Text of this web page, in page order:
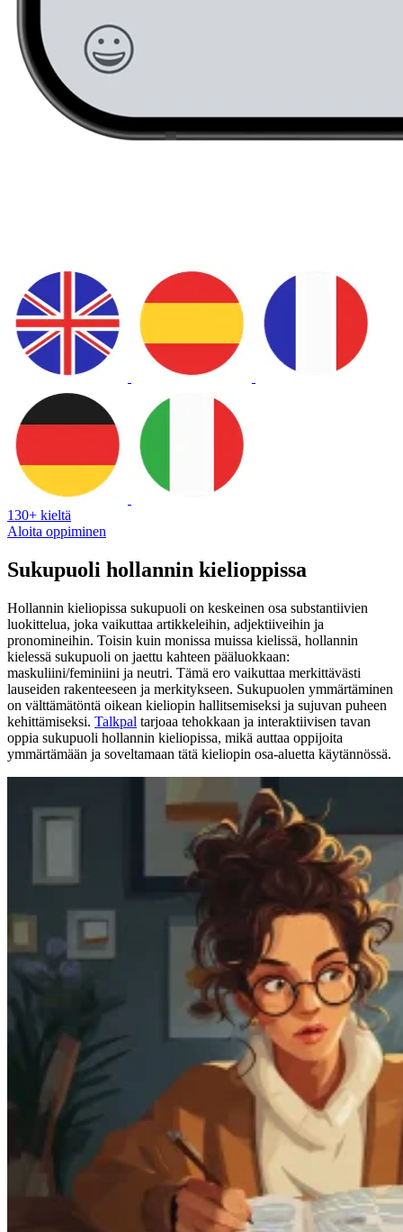
130+ kieltä
Aloita oppiminen
Sukupuoli hollannin kielioppissa
Hollannin kieliopissa sukupuoli on keskeinen osa substantiivien
luokittelua, joka vaikuttaa artikkeleihin, adjektiiveihin ja
pronomineihin. Toisin kuin monissa muissa kielissä, hollannin
kielessä sukupuoli on jaettu kahteen pääluokkaan:
maskuliini/feminiini ja neutri. Tämä ero vaikuttaa merkittävästi
lauseiden rakenteeseen ja merkitykseen. Sukupuolen ymmärtäminen
on välttämätöntä oikean kieliopin hallitsemiseksi ja sujuvan puheen
kehittämiseksi. Talkpal tarjoaa tehokkaan ja interaktiivisen tavan
oppia sukupuoli hollannin kieliopissa, mikä auttaa oppijoita
ymmärtämään ja soveltamaan tätä kieliopin osa-aluetta käytännössä.